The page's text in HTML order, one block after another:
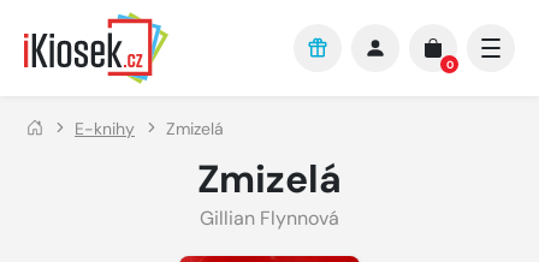
Přejít na hlavní obsah
0
E-knihy Zmizelá
Zmizelá
Gillian Flynnová